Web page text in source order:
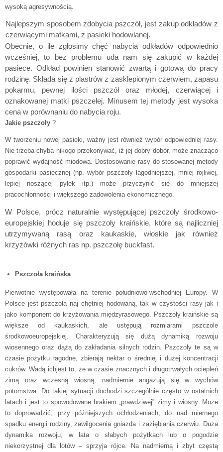
wysoką agresywnością.
Najlepszym sposobem zdobycia pszczół, jest zakup odkładów z
czerwiącymi matkami, z pasieki hodowlanej.
Obecnie, o ile zgłosimy chęć nabycia odkładów odpowiednio
wcześniej, to bez problemu uda nam się zakupić w każdej
pasiece. Odkład powinien stanowić zwartą i gotową do pracy
rodzinę. Składa się z plastrów z zasklepionym czerwiem, zapasu
pokarmu, pewnej ilości pszczół oraz młodej, czerwiącej i
oznakowanej matki pszczelej. Minusem tej metody jest wysoka
cena w porównaniu do nabycia roju.
Jakie pszczoły ?
W tworzeniu nowej pasieki, ważny jest również wybór odpowiedniej rasy.
Nie trzeba chyba nikogo przekonywać, iż jej dobry dobór, może znacząco
poprawić wydajność miodową. Dostosowanie rasy do stosowanej metody
gospodarki pasiecznej (np. wybór pszczoły łagodniejszej, mniej rojliwej,
lepiej noszącej pyłek itp.) może przyczynić się do mniejszej
pracochłonności i większego zadowolenia ekonomicznego.
W Polsce, prócz naturalnie występującej pszczoły środkowo­
europejskiej hoduje się pszczoły kraińskie, które są najliczniej
utrzymywaną rasą oraz kaukaskie, włoskie jak również
krzyżówki różnych ras np. pszczołę buckfast.
Pszczoła kraińska
Pierwotnie występowała na terenie południowo-wschodniej Europy. W
Polsce jest pszczołą naj chętniej hodowaną, tak w czystości rasy jak i
jako komponent do krzyżowania międzyrasowego. Pszczoły kraińskie są
większe od kaukaskich, ale ustępują rozmiarami pszczole
środkowoeuropejskiej. Charakteryzują się dużą dynamiką rozwoju
wiosennego oraz dążą do zakładania silnych rodzin. Pszczoły te są w
czasie pożytku łagodne, zbierają nektar o średniej i dużej koncentracji
cukrów. Wadą ichjest to, że w czasie znacznych i długotrwałych ociepleń
zimą oraz wczesną wiosną, nadmiernie angażują się w wychów
potomstwa. Do takiej sytuacji dochodzi szczególnie często w ostatnich
latach i jest to spowodowane brakiem „prawdziwej” zimy i wiosny. Może
to doprowadzić, przy późniejszych ochłodzeniach, do nad­ miernego
spadku energii rodziny, zawilgocenia gniazda i zaziębiania czerwiu. Duża
dynamika rozwoju, w lata o słabych pożytkach lub o pogodzie
niekorzystnej dla lotów – sprzyja rójce. Na nadmierną i zbyt częstą